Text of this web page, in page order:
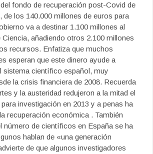
fondo de recuperación post-Covid de
de los 140.000 millones de euros para
va a destinar 1.100 millones al
Ciencia, añadiendo otros 2.100 millones
recursos. Enfatiza que muchos
esperan que este dinero ayude a
sistema científico español, muy
la crisis financiera de 2008. Recuerda
y la austeridad redujeron a la mitad el
investigación en 2013 y a penas ha
recuperación económica . También
número de científicos en España se ha
hablan de «una generación
de que algunos investigadores